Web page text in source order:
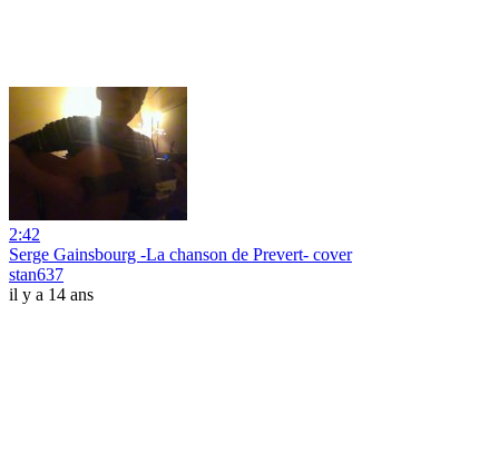
2:42
Serge Gainsbourg -La chanson de Prevert- cover
stan637
il y a 14 ans